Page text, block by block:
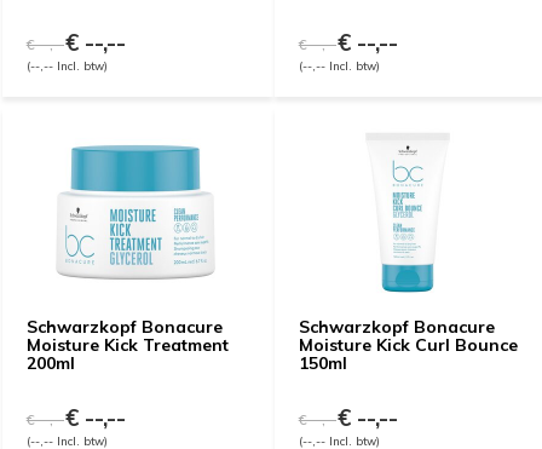
€ --,--€ --,--
(--,-- Incl. btw)
€ --,--€ --,--
(--,-- Incl. btw)
Schwarzkopf Bonacure
Moisture Kick Treatment
200ml
€ --,--€ --,--
(--,-- Incl. btw)
Schwarzkopf Bonacure
Moisture Kick Curl Bounce
150ml
€ --,--€ --,--
(--,-- Incl. btw)